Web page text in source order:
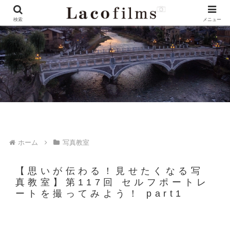
ホーム 写真教室
【思いが伝わる！見せたくなる写
真教室】第117回 セルフポートレ
ートを撮ってみよう！ part1
検索 メニュー